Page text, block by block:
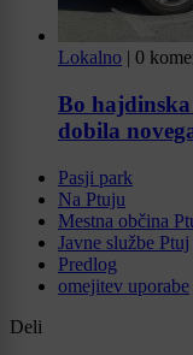
Lokalno | 0
Bo
dobila
Pasji park
Na Ptuju
Mestna občina
Javne službe Ptuj
Predlog
omejitev uporabe
Deli